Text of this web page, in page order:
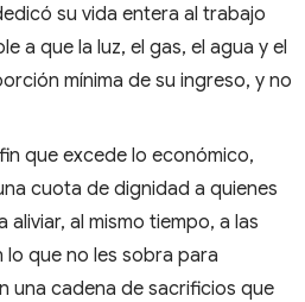
su vida entera al trabajo
a que la luz, el gas, el agua y el
mínima de su ingreso, y no
que excede lo económico,
cuota de dignidad a quienes
al mismo tiempo, a las
lo que no les sobra para
una cadena de sacrificios que